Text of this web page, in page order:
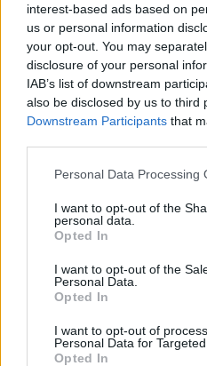
interest-based ads based on
us or personal information
your opt-out. You may
disclosure of your personal
IAB’s list of downstream
also be disclosed by us to third
Downstream Participants that
Personal Data Processing
I want to opt-out of the
personal data.
Opted In
I want to opt-out of the
Personal Data.
Opted In
I want to opt-out of
Personal Data for Targeted
Opted In
Το FIAT 500 Hybrid τώρα από
18.990 ευρώ
18η συνεχόμενη χρονιά για τον
πύλες του σε όλους